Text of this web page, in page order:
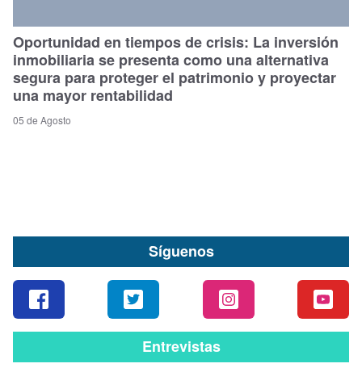
Oportunidad en tiempos de crisis: La inversión
inmobiliaria se presenta como una alternativa
segura para proteger el patrimonio y proyectar
una mayor rentabilidad
05 de Agosto
Síguenos
Entrevistas